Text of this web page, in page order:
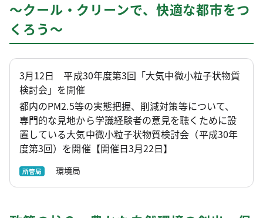
～クール・クリーンで、快適な都市をつ
くろう～
3月12日 平成30年度第3回「大気中微小粒子状物質
検討会」を開催
都内のPM2.5等の実態把握、削減対策等について、
専門的な見地から学識経験者の意見を聴くために設
置している大気中微小粒子状物質検討会（平成30年
度第3回）を開催【開催日3月22日】
所管局 環境局